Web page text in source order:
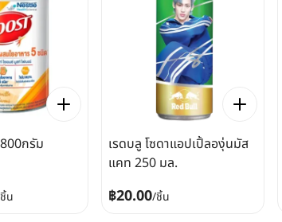
กรัม
ชิ้น
เรดบลู โซดาแอปเปิ้ลองุ่นมัส
แคท 250 มล.
฿20.00/ชิ้น